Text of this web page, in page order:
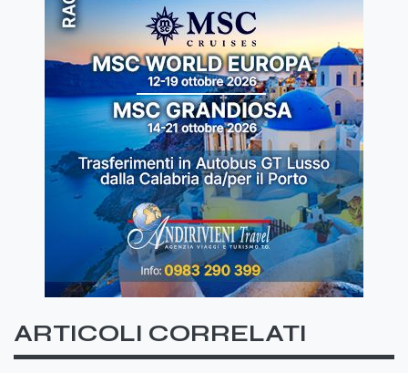
ARTICOLI CORRELATI